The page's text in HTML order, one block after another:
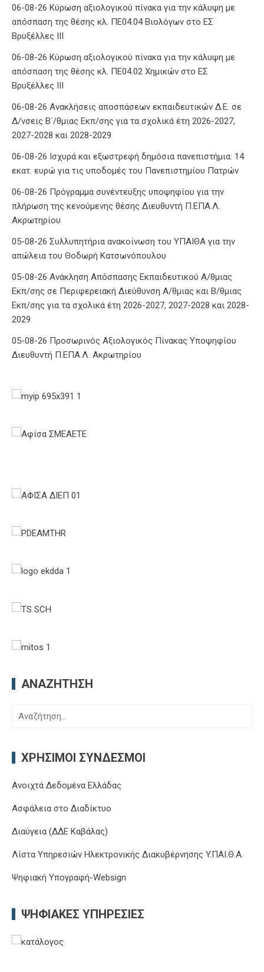
06-08-26 Κύρωση αξιολογικού πίνακα για την κάλυψη με
απόσπαση της θέσης κλ. ΠΕ04.04 Βιολόγων στο ΕΣ
Βρυξέλλες ΙΙΙ
06-08-26 Κύρωση αξιολογικού πίνακα για την κάλυψη με
απόσπαση της θέσης κλ. ΠΕ04.02 Χημικών στο ΕΣ
Βρυξέλλες ΙΙΙ
06-08-26 Ανακλήσεις αποσπάσεων εκπαιδευτικών Δ.Ε. σε
Δ/νσεις Β΄/θμιας Εκπ/σης για τα σχολικά έτη 2026-2027,
2027-2028 και 2028-2029
06-08-26 Ισχυρά και εξωστρεφή δημόσια πανεπιστήμια: 14
εκατ. ευρώ για τις υποδομές του Πανεπιστημίου Πατρών
06-08-26 Πρόγραμμα συνέντευξης υποψηφίου για την
πλήρωση της κενούμενης θέσης Διευθυντή Π.ΕΠΑ.Λ.
Ακρωτηρίου
05-08-26 Συλλυπητήρια ανακοίνωση του ΥΠΑΙΘΑ για την
απώλεια του Θοδωρή Κατσωνόπουλου
05-08-26 Ανάκληση Απόσπασης Εκπαιδευτικού Α/θμιας
Εκπ/σης σε Περιφερειακή Διεύθυνση Α/θμιας και Β/θμιας
Εκπ/σης για τα σχολικά έτη 2026-2027, 2027-2028 και 2028-
2029
05-08-26 Προσωρινός Αξιολογικός Πίνακας Υποψηφίου
Διευθυντή Π.ΕΠΑ.Λ. Ακρωτηρίου
ΑΝΑΖΉΤΗΣΗ
Αναζήτηση
ΧΡΉΣΙΜΟΙ ΣΎΝΔΕΣΜΟΙ
Ανοιχτά Δεδομένα Ελλάδας
Ασφάλεια στο Διαδίκτυο
Διαύγεια (ΔΔΕ Καβάλας)
Λίστα Υπηρεσιών Ηλεκτρονικής Διακυβέρνησης Y.ΠΑΙ.Θ.Α.
Ψηφιακή Υπογραφή-Websign
ΨΗΦΙΑΚΈΣ ΥΠΗΡΕΣΊΕΣ